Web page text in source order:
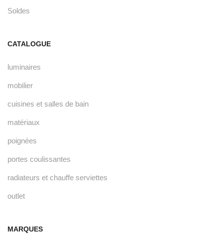
Soldes
CATALOGUE
luminaires
mobilier
cuisines et salles de bain
matériaux
poignées
portes coulissantes
radiateurs et chauffe serviettes
outlet
MARQUES